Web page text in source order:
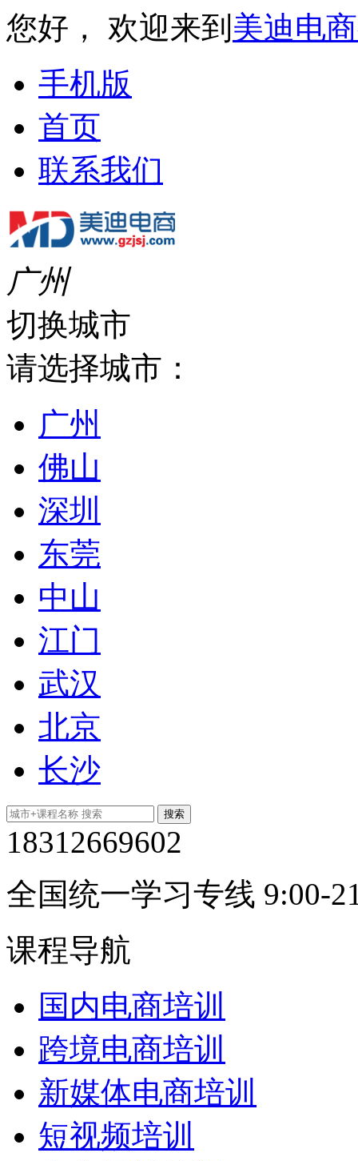
您好， 欢迎来到 美迪电
手机版
首页
联系我们
广州
切换城市
请选择城市：
广州
佛山
深圳
东莞
中山
江门
武汉
北京
长沙
18312669602
全国统一学习专线 9:00-
课程导航
国内电商培训
跨境电商培训
新媒体电商培训
短视频培训